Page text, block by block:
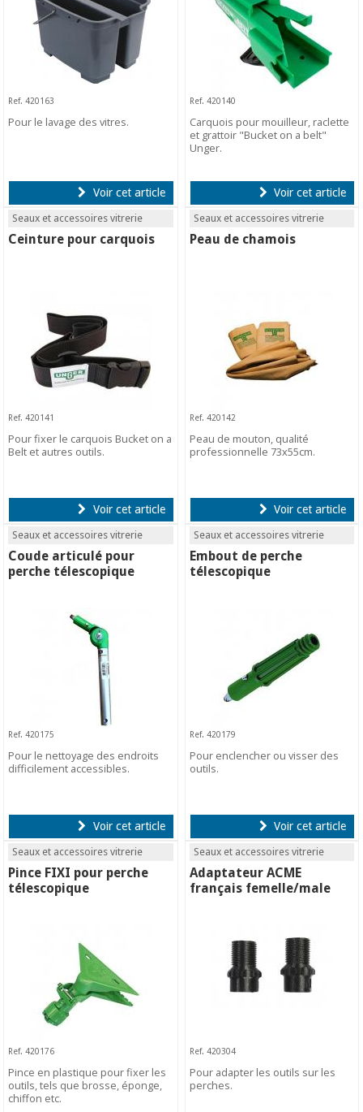
Ref. 420163
Pour le lavage des vitres.
Voir cet article
Ref. 420140
Carquois pour mouilleur, raclette
et grattoir "Bucket on a belt"
Unger.
Voir cet article
Seaux et accessoires vitrerie
Ceinture pour carquois
Ref. 420141
Pour fixer le carquois Bucket on a
Belt et autres outils.
Voir cet article
Seaux et accessoires vitrerie
Peau de chamois
Ref. 420142
Peau de mouton, qualité
professionnelle 73x55cm.
Voir cet article
Seaux et accessoires vitrerie
Coude articulé pour
perche télescopique
Ref. 420175
Pour le nettoyage des endroits
difficilement accessibles.
Voir cet article
Seaux et accessoires vitrerie
Embout de perche
télescopique
Ref. 420179
Pour enclencher ou visser des
outils.
Voir cet article
Seaux et accessoires vitrerie
Pince FIXI pour perche
télescopique
Ref. 420176
Pince en plastique pour fixer les
outils, tels que brosse, éponge,
chiffon etc.
Seaux et accessoires vitrerie
Adaptateur ACME
français femelle/male
Ref. 420304
Pour adapter les outils sur les
perches.